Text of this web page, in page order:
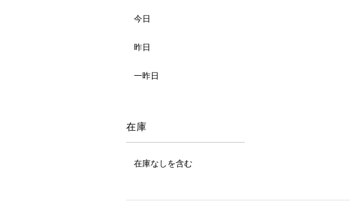
今日
昨日
一昨日
在庫
在庫なしを含む